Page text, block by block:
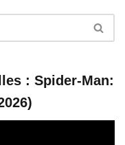
: Spider-Man: